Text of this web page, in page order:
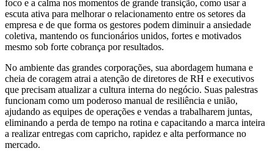
foco e a calma nos momentos de grande transição, como usar a
escuta ativa para melhorar o relacionamento entre os setores da
empresa e de que forma os gestores podem diminuir a ansiedade
coletiva, mantendo os funcionários unidos, fortes e motivados
mesmo sob forte cobrança por resultados.
No ambiente das grandes corporações, sua abordagem humana e
cheia de coragem atrai a atenção de diretores de RH e executivos
que precisam atualizar a cultura interna do negócio. Suas palestras
funcionam como um poderoso manual de resiliência e união,
ajudando as equipes de operações e vendas a trabalharem juntas,
eliminando a perda de tempo na rotina e capacitando a marca inteira
a realizar entregas com capricho, rapidez e alta performance no
mercado.